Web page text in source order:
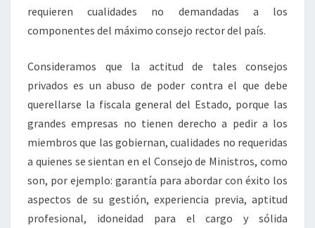
requieren cualidades no demandadas a los
componentes del máximo consejo rector del país.
Consideramos que la actitud de tales consejos
privados es un abuso de poder contra el que debe
querellarse la fiscala general del Estado, porque las
grandes empresas no tienen derecho a pedir a los
miembros que las gobiernan, cualidades no requeridas
a quienes se sientan en el Consejo de Ministros, como
son, por ejemplo: garantía para abordar con éxito los
aspectos de su gestión, experiencia previa, aptitud
profesional, idoneidad para el cargo y sólida